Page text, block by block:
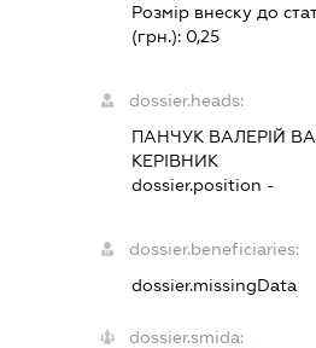
Розмір внеску до
(грн.): 0,25
dossier.heads:
ПАНЧУК ВАЛЕРІЙ
КЕРІВНИК
dossier.position -
dossier.beneficiaries:
dossier.missingData
dossier.smida: